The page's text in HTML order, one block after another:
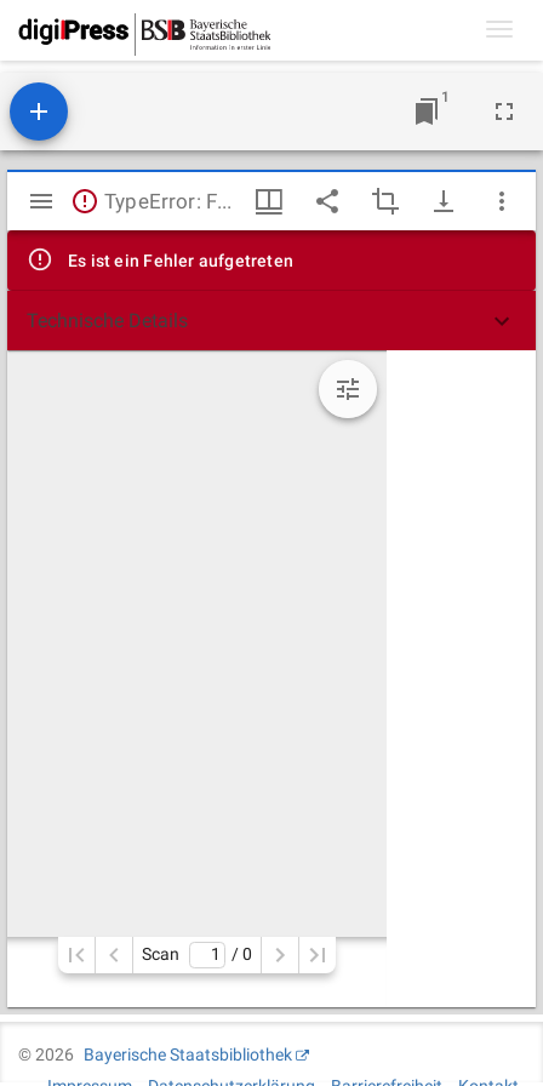
1
Mirador
Viewer
TypeError: Failed to fetch
Es ist ein Fehler aufgetreten
Technische Details
Scan / 0
©2026
Bayerische Staatsbibliothek